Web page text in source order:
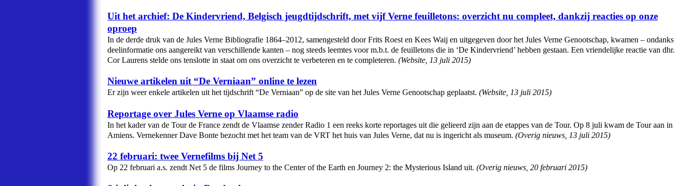
Uit het archief: De Kindervriend, Belgisch jeugdtijdschrift, met vijf Verne feuilletons: overzicht nu compleet, dankzij reacties op onze
oproep
In de derde druk van de Jules Verne Bibliografie 1864–2012, samengesteld door Frits Roest en Kees Waij en uitgegeven door het Jules Verne Genootschap, kwamen – ondanks
deelinformatie ons aangereikt van verschillende kanten – nog steeds leemtes voor m.b.t. de feuilletons die in ‘De Kindervriend’ hebben gestaan. Een vriendelijke reactie van dhr.
Cor Laurens stelde ons tenslotte in staat om ons overzicht te verbeteren en te completeren. (Website 13 juli 2015)
Nieuwe artikelen uit “De Verniaan” online te lezen
Er zijn weer enkele artikelen uit het tijdschrift “De Verniaan” op de site van het Jules Verne Genootschap geplaatst. (Website 13 juli 2015)
Reportage over Jules Verne op Vlaamse radio
In het kader van de Tour de France zendt de Vlaamse zender Radio 1 een reeks korte reportages uit die gelieerd zijn aan de etappes van de Tour. Op 8 juli kwam de Tour aan in
Amiens. Vernekenner Dave Bonte bezocht met het team van de VRT het huis van Jules Verne, dat nu is ingericht als museum. (Overig nieuws 13 juli 2015)
22 februari: twee Vernefilms bij Net 5
Op 22 februari a.s. zendt Net 5 de films Journey to the Center of the Earth en Journey 2: the Mysterious Island uit. (Overig nieuws 20 februari 2015)